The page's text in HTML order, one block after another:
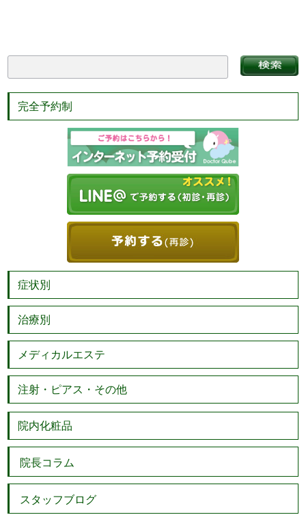
完全予約制
症状別
治療別
メディカルエステ
注射・ピアス・その他
院内化粧品
院長コラム
スタッフブログ